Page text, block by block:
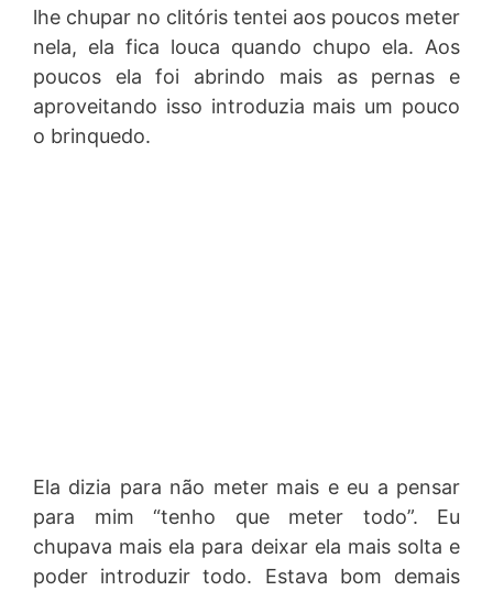
lhe chupar no clitóris tentei aos poucos meter
nela, ela fica louca quando chupo ela. Aos
poucos ela foi abrindo mais as pernas e
aproveitando isso introduzia mais um pouco
o brinquedo.
Ela dizia para não meter mais e eu a pensar
para mim “tenho que meter todo”. Eu
chupava mais ela para deixar ela mais solta e
poder introduzir todo. Estava bom demais